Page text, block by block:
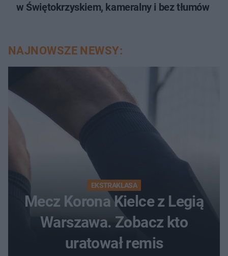
w Świętokrzyskiem, kameralny i bez tłumów
NAJNOWSZE NEWSY:
EKSTRAKLASA
Mecz Korona Kielce z Legią
Warszawa. Zobacz kto
uratował remis